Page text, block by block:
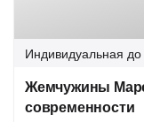
Индивидуальная до
Жемчужины
современности